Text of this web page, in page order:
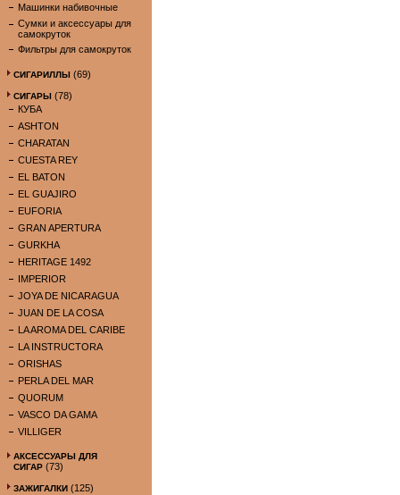
Машинки набивочные
Сумки и аксессуары для
самокруток
Фильтры для самокруток
СИГАРИЛЛЫ (69)
СИГАРЫ (78)
КУБА
ASHTON
CHARATAN
CUESTA REY
EL BATON
EL GUAJIRO
EUFORIA
GRAN APERTURA
GURKHA
HERITAGE 1492
IMPERIOR
JOYA DE NICARAGUA
JUAN DE LA COSA
LA AROMA DEL CARIBE
LA INSTRUCTORA
ORISHAS
PERLA DEL MAR
QUORUM
VASCO DA GAMA
VILLIGER
АКСЕССУАРЫ ДЛЯ
СИГАР (73)
ЗАЖИГАЛКИ (125)